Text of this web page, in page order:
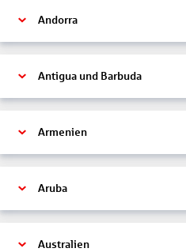
Andorra
Antigua und Barbuda
Armenien
Aruba
Australien